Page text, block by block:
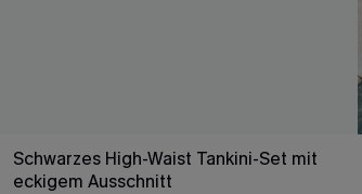
Schwarzes High-Waist Tankini-Set mit
eckigem Ausschnitt